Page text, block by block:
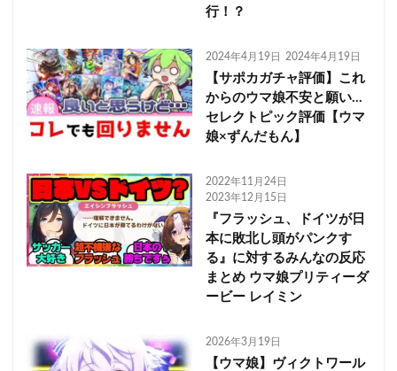
行！？
2024年4月19日 2024年4月19日
【サポカガチャ評価】これ
からのウマ娘不安と願い…
セレクトピック評価【ウマ
娘×ずんだもん】
2022年11月24日
2023年12月15日
『フラッシュ、ドイツが日
本に敗北し頭がパンクす
る』に対するみんなの反応
まとめ ウマ娘プリティーダ
ービー レイミン
2026年3月19日
【ウマ娘】ヴィクトワール